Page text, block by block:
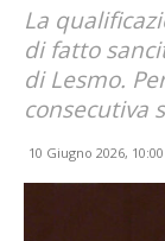
La
di fatto
di Lesmo.
consecutiva
10 Giugno 2026, 10:00